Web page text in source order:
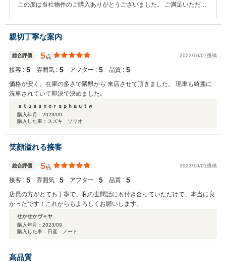
この度は当社物件のご購入ありがとうございました。 ご満足いただけ
りませんが、お手伝いできることがありましたら相談くださいませ。
親切丁寧な案内
総合評価 5点 2023/10/07投稿
接客 : 5 雰囲気 : 5 アフター : 5 品質 : 5
価格が安く、在庫の多さで隣県から 来店させて頂きました。 現車も綺麗に
洗車されていて即決で決めました。
ｓｔｕａｓｎｏｒｓｐｈａｕｔｗ
購入年月： 2023/09
購入した車：スズキ ソリオ
笑顔溢れる接客
総合評価 5点 2023/10/01投稿
接客 : 5 雰囲気 : 5 アフター : 5 品質 : 5
店員の方がとても丁寧で、私の世間話にも付き合っていただけて、本当に良
かったです！これからもよろしくお願いします。
せかせかヴ＝ヤ
購入年月： 2023/09
購入した車：日産 ノート
高品質